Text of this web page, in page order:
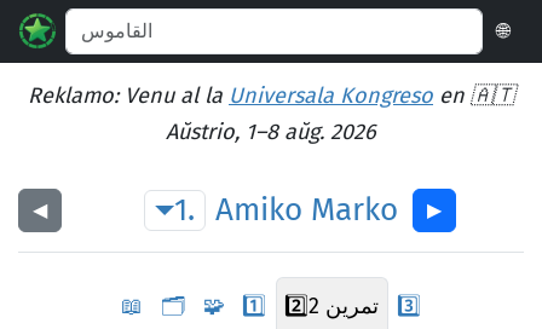
🌐
Reklamo: Venu al la Universala Kongreso en 🇦🇹
Aŭstrio, 1–8 aŭg. 2026
◀︎ 1. Amiko Marko ▶︎
📖 🗂️ 🧩 1️⃣ 2️⃣ تمرين 2 3️⃣